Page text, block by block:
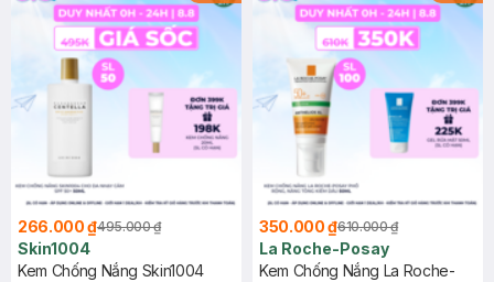
266.000 ₫495.000 ₫
Skin1004
Kem Chống Nắng Skin1004
350.000 ₫610.000 ₫
La Roche-Posay
Kem Chống Nắng La Roche-